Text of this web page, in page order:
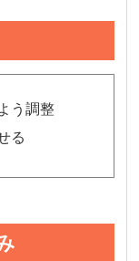
う調整
る